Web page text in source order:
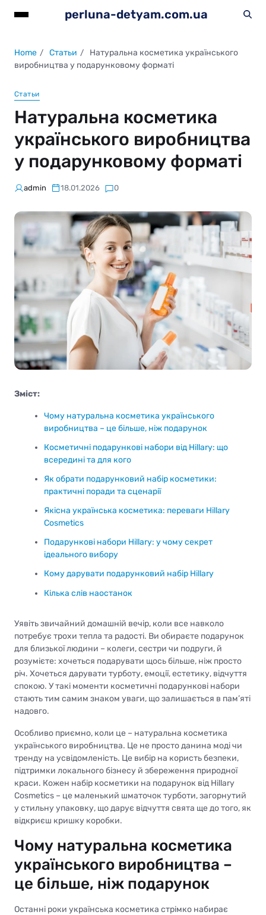
perluna-detyam.com.ua
Home Статьи
Натуральна косметика українського
виробництва у подарунковому форматі
Статьи
Натуральна косметика
українського виробництва
у подарунковому форматі
admin 18.01.2026 0
Зміст:
Чому натуральна косметика українського
виробництва – це більше, ніж подарунок
Косметичні подарункові набори від Hillary: що
всередині та для кого
Як обрати подарунковий набір косметики:
практичні поради та сценарії
Якісна українська косметика: переваги Hillary
Cosmetics
Подарункові набори Hillary: у чому секрет
ідеального вибору
Кому дарувати подарунковий набір Hillary
Кілька слів наостанок
Уявіть звичайний домашній вечір, коли все навколо
потребує трохи тепла та радості. Ви обираєте подарунок
для близької людини – колеги, сестри чи подруги, й
розумієте: хочеться подарувати щось більше, ніж просто
річ. Хочеться дарувати турботу, емоції, естетику, відчуття
спокою. У такі моменти косметичні подарункові набори
стають тим самим знаком уваги, що залишається в пам’яті
надовго.
Особливо приємно, коли це – натуральна косметика
українського виробництва. Це не просто данина моді чи
тренду на усвідомленість. Це вибір на користь безпеки,
підтримки локального бізнесу й збереження природної
краси. Кожен набір косметики на подарунок від Hillary
Cosmetics – це маленький шматочок турботи, загорнутий
у стильну упаковку, що дарує відчуття свята ще до того, як
відкриєш кришку коробки.
Чому натуральна косметика
українського виробництва –
це більше, ніж подарунок
Останні роки українська косметика стрімко набирає